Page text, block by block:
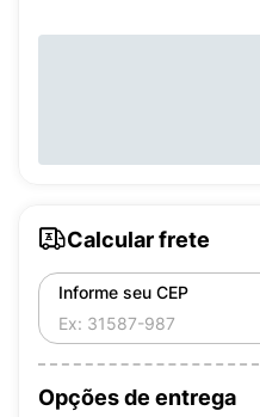
Calcular frete
Informe seu CEP
Opções de entrega